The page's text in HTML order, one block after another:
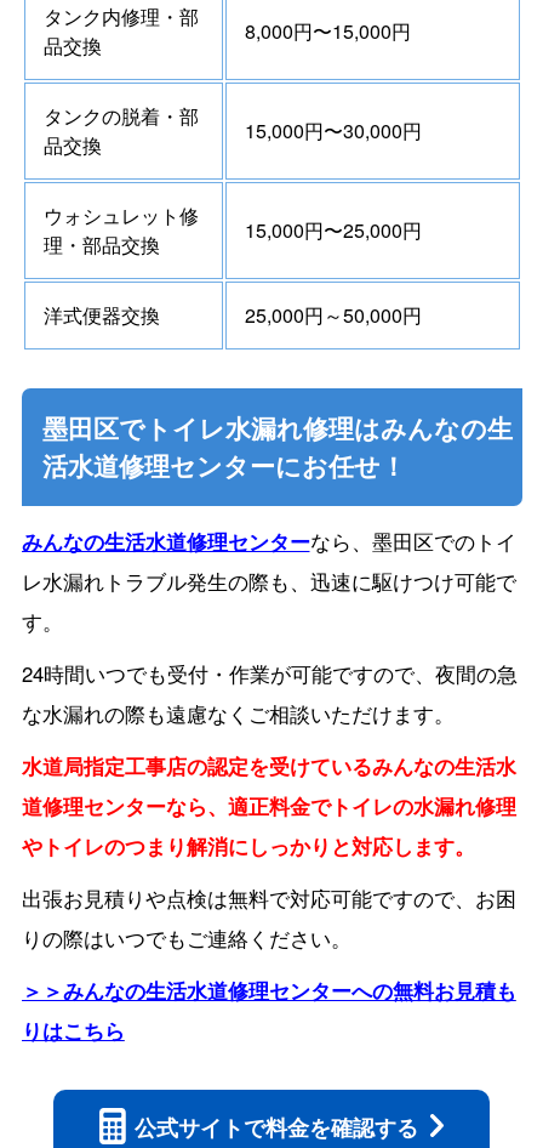
タンク内修理・部
品交換
8,000円〜15,000円
タンクの脱着・部
品交換
15,000円〜30,000円
ウォシュレット修
理・部品交換
15,000円〜25,000円
洋式便器交換 25,000円～50,000円
墨田区でトイレ水漏れ修理はみんなの生
活水道修理センターにお任せ！
みんなの生活水道修理センターなら、墨田区でのトイ
レ水漏れトラブル発生の際も、迅速に駆けつけ可能で
す。
24時間いつでも受付・作業が可能ですので、夜間の急
な水漏れの際も遠慮なくご相談いただけます。
水道局指定工事店の認定を受けているみんなの生活水
道修理センターなら、適正料金でトイレの水漏れ修理
やトイレのつまり解消にしっかりと対応します。
出張お見積りや点検は無料で対応可能ですので、お困
りの際はいつでもご連絡ください。
＞＞みんなの生活水道修理センターへの無料お見積も
りはこちら
公式サイトで料金を確認する